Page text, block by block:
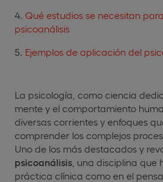
Qué estudios se necesitan
psicoanálisis
Ejemplos de aplicación del
La psicología, como ciencia
mente y el comportamiento
diversas corrientes y enfoques
comprender los complejos
Uno de los más destacados y
psicoanálisis , una disciplina
práctica clínica como en el